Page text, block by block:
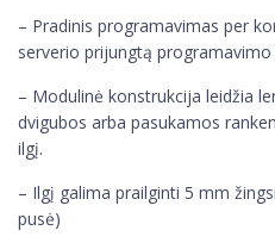
– Pradinis programavimas per
serverio prijungtą programavimo
– Modulinė konstrukcija leidžia
dvigubos arba pasukamos
ilgį.
– Ilgį galima prailginti 5 mm
pusė)